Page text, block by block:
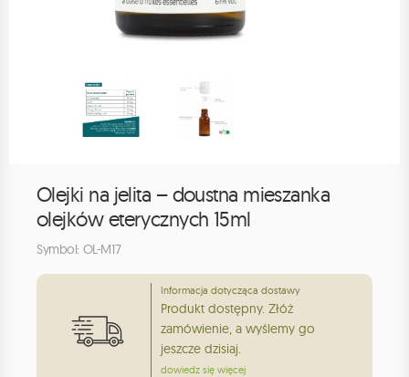
Olejki na jelita – doustna mieszanka
olejków eterycznych 15ml
Symbol: OL-M17
Informacja dotycząca dostawy
Produkt dostępny. Złóż
zamówienie, a wyślemy go
jeszcze dzisiaj.
dowiedz się więcej